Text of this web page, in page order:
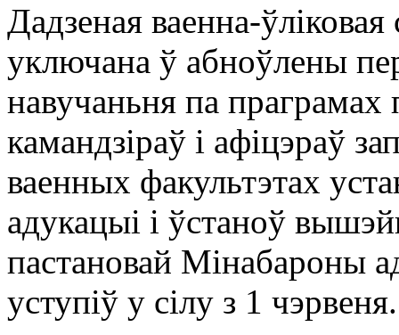
Дадзеная ваенна-
уключана ў абноўлены
навучаньня па
камандзіраў і афіцэраў
ваенных факультэтах
адукацыі і ўстаноў
пастановай Мінабароны
уступіў у сілу з 1 чэрвеня.